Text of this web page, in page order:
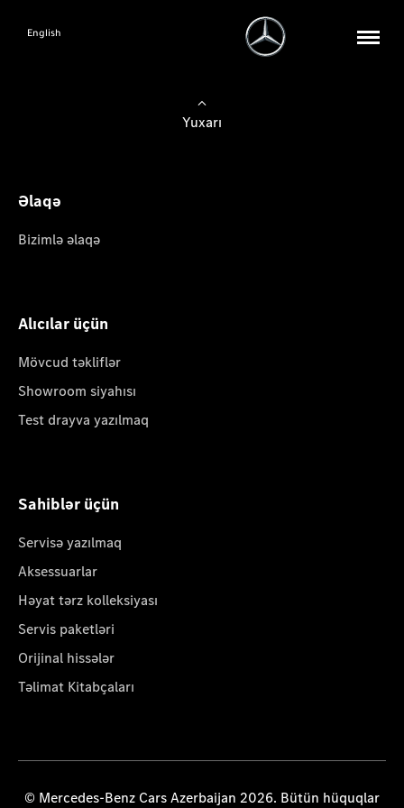
English
Yuxarı
Əlaqə
Bizimlə əlaqə
Alıcılar üçün
Mövcud təkliflər
Showroom siyahısı
Test drayva yazılmaq
Sahiblər üçün
Servisə yazılmaq
Aksessuarlar
Həyat tərz kolleksiyası
Servis paketləri
Orijinal hissələr
Təlimat Kitabçaları
© Mercedes-Benz Cars Azerbaijan 2026. Bütün hüquqlar